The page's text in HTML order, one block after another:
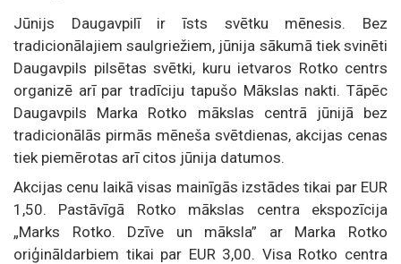
Jūnijs Daugavpilī ir īsts svētku mēnesis. Bez
tradicionālajiem saulgriežiem, jūnija sākumā tiek svinēti
Daugavpils pilsētas svētki, kuru ietvaros Rotko centrs
organizē arī par tradīciju tapušo Mākslas nakti. Tāpēc
Daugavpils Marka Rotko mākslas centrā jūnijā bez
tradicionālās pirmās mēneša svētdienas, akcijas cenas
tiek piemērotas arī citos jūnija datumos.
Akcijas cenu laikā visas mainīgās izstādes tikai par EUR
1,50. Pastāvīgā Rotko mākslas centra ekspozīcija
„Marks Rotko. Dzīve un māksla” ar Marka Rotko
oriģināldarbiem tikai par EUR 3,00. Visa Rotko centra